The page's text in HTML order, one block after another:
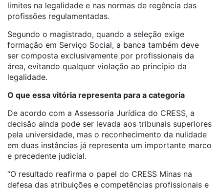
limites na legalidade e nas normas de regência das
profissões regulamentadas.
Segundo o magistrado, quando a seleção exige
formação em Serviço Social, a banca também deve
ser composta exclusivamente por profissionais da
área, evitando qualquer violação ao princípio da
legalidade.
O que essa vitória representa para a categoria
De acordo com a Assessoria Jurídica do CRESS, a
decisão ainda pode ser levada aos tribunais superiores
pela universidade, mas o reconhecimento da nulidade
em duas instâncias já representa um importante marco
e precedente judicial.
“O resultado reafirma o papel do CRESS Minas na
defesa das atribuições e competências profissionais e